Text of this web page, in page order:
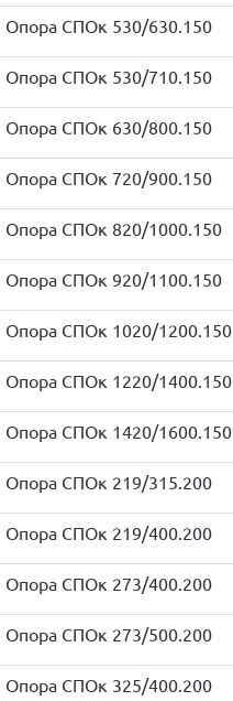
Опора СПОк 530/630.150
Опора СПОк 530/710.150
Опора СПОк 630/800.150
Опора СПОк 720/900.150
Опора СПОк 820/1000.150
Опора СПОк 920/1100.150
Опора СПОк 1020/1200.150
Опора СПОк 1220/1400.150
Опора СПОк 1420/1600.150
Опора СПОк 219/315.200
Опора СПОк 219/400.200
Опора СПОк 273/400.200
Опора СПОк 273/500.200
Опора СПОк 325/400.200